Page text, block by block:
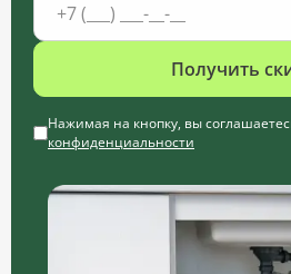
Получить
Нажимая на кнопку, вы
конфиденциальности